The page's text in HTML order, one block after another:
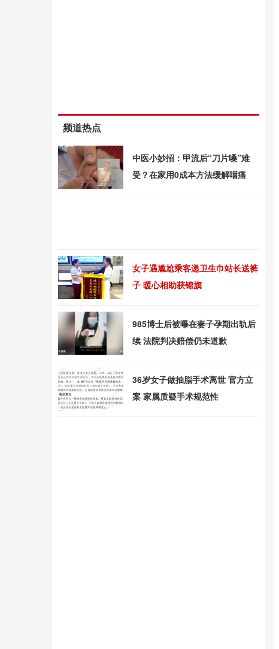
频道热点
中医小妙招：甲流后“刀片嗓”难
受？在家用0成本方法缓解咽痛
女子遇尴尬乘客递卫生巾站长送裤
子 暖心相助获锦旗
985博士后被曝在妻子孕期出轨后
续 法院判决赔偿仍未道歉
36岁女子做抽脂手术离世 官方立
案 家属质疑手术规范性